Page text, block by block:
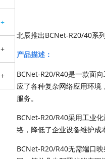
+
+
+
北辰推出BCNet-R20/40系
产品描述：
BCNet-R20/R40是一款面
应了各种复杂网络应用环
服务。
BCNet-R20/R40采用工业
络，降低了企业设备维护成
BCNet-R20/R40无需端口